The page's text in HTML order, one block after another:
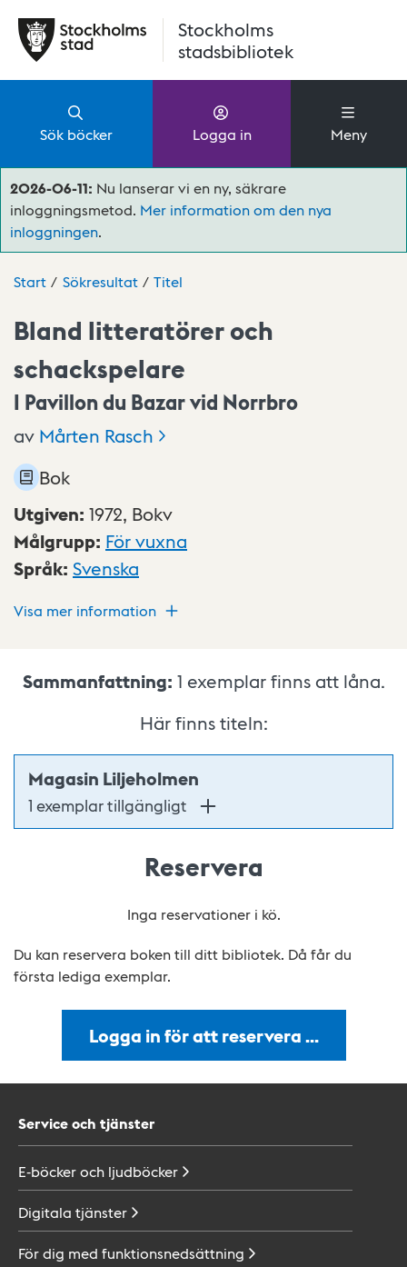
Stockholms
stadsbibliotek
Sök böcker Logga in Meny
2026-06-11: Nu lanserar vi en ny, säkrare
inloggningsmetod. Mer information om den nya
inloggningen.
Start Sökresultat Titel
Bland litteratörer och
schackspelare
I Pavillon du Bazar vid Norrbro
av Mårten Rasch
Bok
Utgiven: 1972, Bokv
Målgrupp: För vuxna
Språk: Svenska
Visa mer information
Sammanfattning: 1 exemplar finns att låna.
Här finns titeln:
Magasin Liljeholmen
1 exemplar tillgängligt
Reservera
Inga reservationer i kö.
Du kan reservera boken till ditt bibliotek. Då får du
första lediga exemplar.
Logga in för att reservera …
Service och tjänster
E-böcker och ljudböcker
Digitala tjänster
För dig med funktionsnedsättning